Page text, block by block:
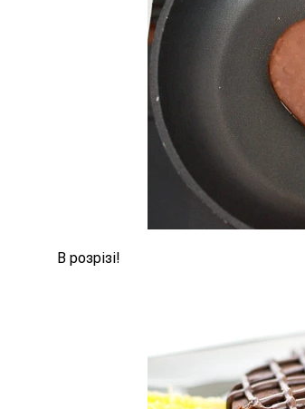
В розрізі!